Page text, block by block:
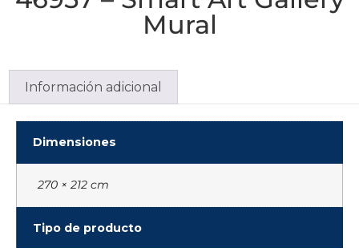
Mural
Información adicional
Dimensiones
270 × 212 cm
Tipo de producto